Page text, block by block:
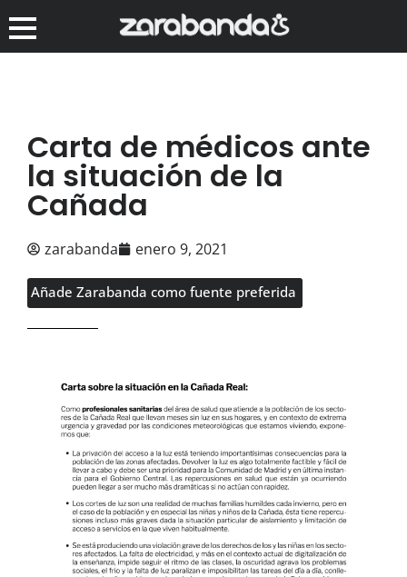
Carta de médicos ante
la situación de la
Cañada
zarabanda enero 9, 2021
Añade Zarabanda como fuente preferida